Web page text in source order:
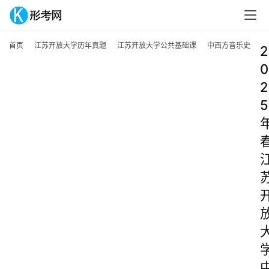
首页 江苏开放大学历年真题 江苏开放大学公共基础课 中西方音乐史
2
0
2
5